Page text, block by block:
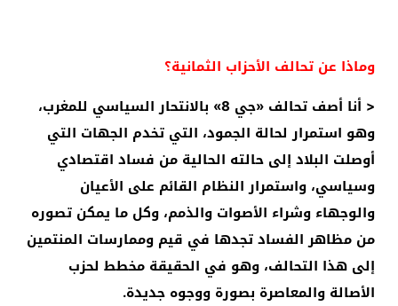
وماذا عن تحالف الأحزاب الثمانية؟
< أنا أصف تحالف «جي 8» بالانتحار السياسي للمغرب،
وهو استمرار لحالة الجمود، التي تخدم الجهات التي
أوصلت البلاد إلى حالته الحالية من فساد اقتصادي
وسياسي، واستمرار النظام القائم على الأعيان
والوجهاء وشراء الأصوات والذمم، وكل ما يمكن تصوره
من مظاهر الفساد تجدها في قيم وممارسات المنتمين
إلى هذا التحالف، وهو في الحقيقة مخطط لحزب
الأصالة والمعاصرة بصورة ووجوه جديدة.